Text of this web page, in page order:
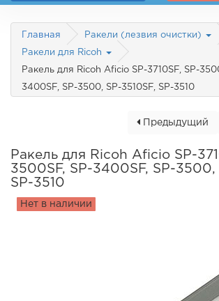
Главная Ракели (лезвия очистки)
Ракели для Ricoh
Ракель для Ricoh Aficio SP-3710SF, SP-
3400SF, SP-3500, SP-3510SF, SP-3510
Предыдущий
Ракель для Ricoh Aficio SP-
3500SF, SP-3400SF, SP-3500,
SP-3510
Нет в наличии